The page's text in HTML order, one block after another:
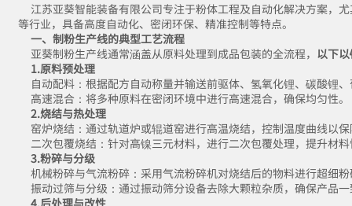
江苏亚葵智能装备有限公司专注于粉体工程及自动化解决方案，
等行业，具备高度自动化、密闭环保、精准控制等特点。
一、制粉生产线的典型工艺流程
亚葵制粉生产线通常涵盖从原料处理到成品包装的全流程， 以下
1.原料预处理
自动配料：根据配方自动称量并输送前驱体、氢氧化锂、碳酸锂
高速混合：将多种原料在密闭环境中进行高速混合，确保均匀性。
2.烧结与热处理
窑炉烧结：通过轨道炉或辊道窑进行高温烧结，控制温度曲线以
二次包覆烧结：针对高镍三元材料，进行二次包覆处理，提升材
3.粉碎与分级
机械粉碎与气流粉碎：采用气流粉碎机对烧结后的物料进行超细
振动过筛与分级：通过振动筛分设备去除大颗粒杂质，确保产品
4.后处理与改性